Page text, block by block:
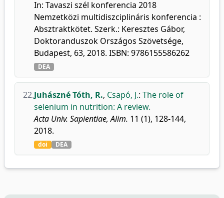
In: Tavaszi szél konferencia 2018
Nemzetközi multidiszciplináris konferencia :
Absztraktkötet. Szerk.: Keresztes Gábor,
Doktoranduszok Országos Szövetsége,
Budapest, 63, 2018. ISBN: 9786155586262
DEA
22.Juhászné Tóth, R., Csapó, J.: The role of
selenium in nutrition: A review.
Acta Univ. Sapientiae, Alim. 11 (1), 128-144,
2018.
doi DEA